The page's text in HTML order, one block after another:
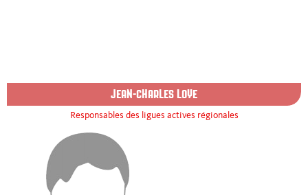
JEAN-CHARLES LOYE
Responsables des ligues actives régionales